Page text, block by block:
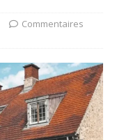
Commentaires